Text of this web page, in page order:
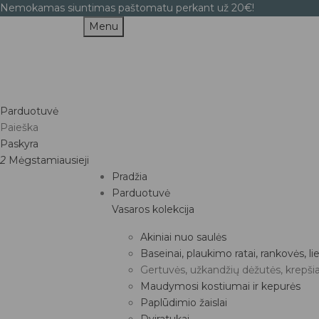
Nemokamas siuntimas paštomatu perkant už 20€!
Menu
Parduotuvė
Paieška
Paskyra
2 Mėgstamiausieji
Pradžia
Parduotuvė
Vasaros kolekcija
Akiniai nuo saulės
Baseinai, plaukimo ratai, rankovės,
Gertuvės, užkandžių dėžutės,
Maudymosi kostiumai ir kepurės
Paplūdimio žaislai